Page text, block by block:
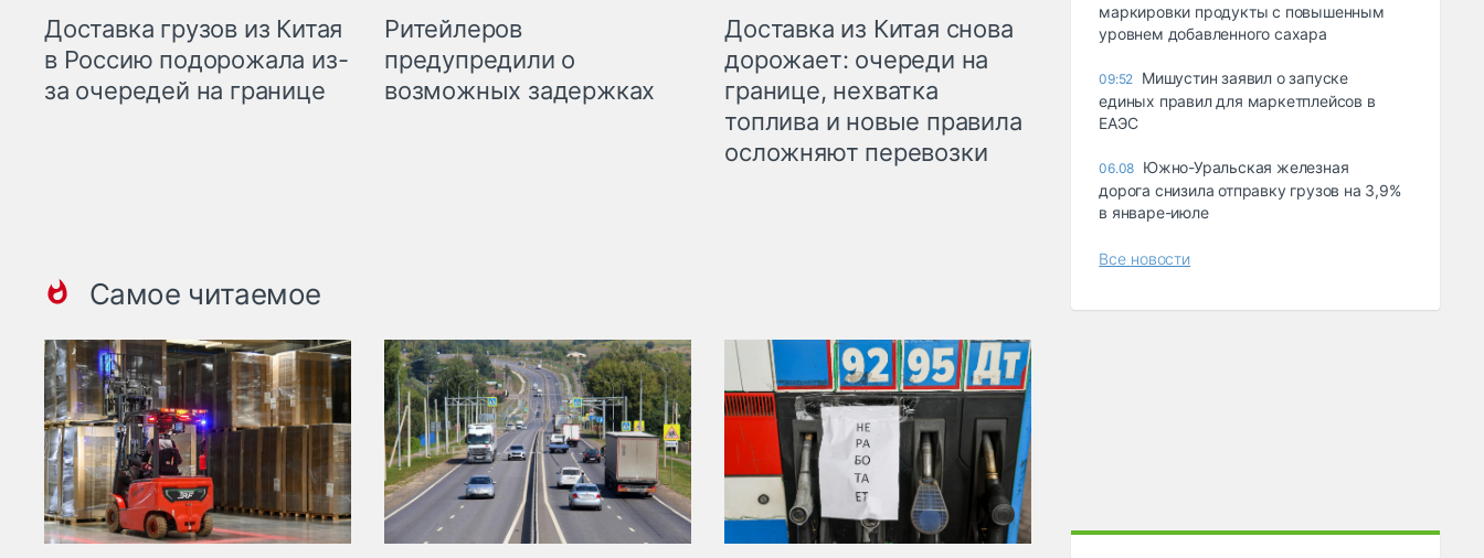
Доставка грузов из Китая
в Россию подорожала из-
за очередей на границе
Ритейлеров
предупредили о
возможных задержках
Доставка из Китая снова
дорожает: очереди на
границе, нехватка
топлива и новые правила
осложняют перевозки
Самое читаемое
маркировки продукты с повышенным
уровнем добавленного сахара
09:52 Мишустин заявил о запуске
единых правил для маркетплейсов в
ЕАЭС
06.08 Южно-Уральская железная
дорога снизила отправку грузов на 3,9%
в январе-июле
Все новости